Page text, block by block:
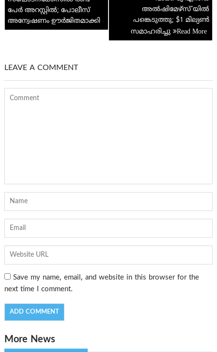
p
പേർ അറസ്റ്റിൽ; പോലീസ്
അന്വേഷണം ഊർജിതമാക്കി
അൽഷിമേഴ്‌സ്’യിൽ
പങ്കെടുത്തു; $1 മില്യൺ
സമാഹരിച്ചു
LEAVE A COMMENT
Save my name, email, and website in this browser for the
next time I comment.
More News